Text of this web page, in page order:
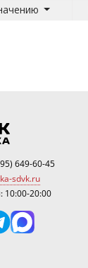
649-60-45
sdvk.ru
20:00